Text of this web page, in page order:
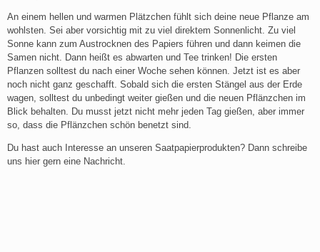
An einem hellen und warmen Plätzchen fühlt sich deine neue Pflanze am
wohlsten. Sei aber vorsichtig mit zu viel direktem Sonnenlicht. Zu viel
Sonne kann zum Austrocknen des Papiers führen und dann keimen die
Samen nicht. Dann heißt es abwarten und Tee trinken! Die ersten
Pflanzen solltest du nach einer Woche sehen können. Jetzt ist es aber
noch nicht ganz geschafft. Sobald sich die ersten Stängel aus der Erde
wagen, solltest du unbedingt weiter gießen und die neuen Pflänzchen im
Blick behalten. Du musst jetzt nicht mehr jeden Tag gießen, aber immer
so, dass die Pflänzchen schön benetzt sind.
Du hast auch Interesse an unseren Saatpapierprodukten? Dann schreibe
uns hier gern eine Nachricht.